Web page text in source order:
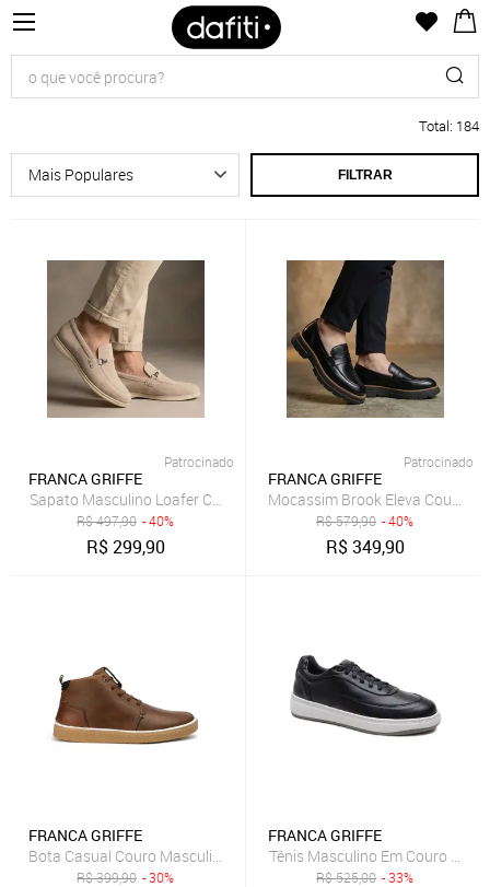
Total: 184
FILTRAR
Patrocinado
FRANCA GRIFFE
Sapato Masculino Loafer Capri Couro Genuíno Solado Reforçado
R$497,90 - 40%
R$299,90
Patrocinado
FRANCA GRIFFE
Mocassim Brook Eleva Couro
R$579,90 - 40%
R$349,90
FRANCA GRIFFE
Bota Casual Couro Masculina Solado Natural Borracha
R$399,90 - 30%
FRANCA GRIFFE
Tênis Masculino Em Couro
R$525,00 - 33%